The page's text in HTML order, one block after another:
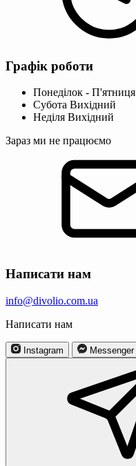
Графік роботи
Понеділок - П'ятниця
Субота Вихідний
Неділя Вихідний
Зараз ми не працюємо
Написати нам
info@divolio.com.ua
Написати нам
Instagram Messenger